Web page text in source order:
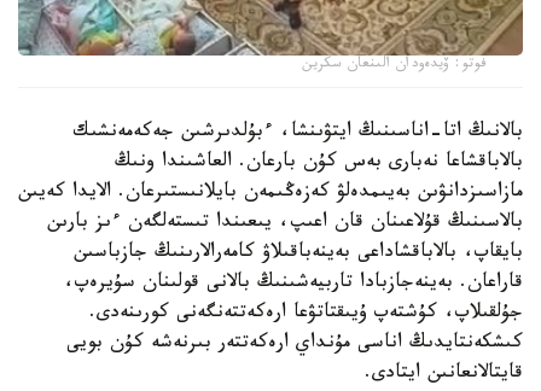
فوتو: ۆيدەودان الىنعان سكرين
بالانىڭ اتا-اناسىنىڭ ايتۋىنشا، ءبۇلدىرشىن جەكەمەنشىك
بالاباقشاعا نەبارى بەس كۇن بارعان. العاشىندا ونىڭ
مازاسىزدانۋىن بەيىمدەلۋ كەزەڭىمەن بايلانىستىرعان. الايدا كەيىن
بالاسىنىڭ قۇلاعىنان قان اعىپ، يىعىندا تىستەلگەن ءىز بارىن
بايقاپ، بالاباقشاداعى بەينەباقىلاۋ كامەرالارىنىڭ جازباسىن
قاراعان. بەينەجازبادا تاربيەشىنىڭ بالانى قولىنان سۇيرەپ،
جۇلقىلاپ، كۇشتەپ ۇيىقتاتۋعا ارەكەتتەنگەنى كورىنەدى.
كىشكەنتايدىڭ اناسى مۇنداي ارەكەتتەر بىرنەشە كۇن بويى
قايتالانعانىن ايتادى.